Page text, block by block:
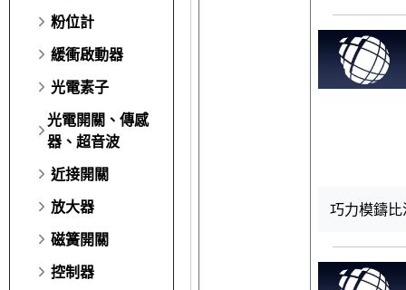
粉位計
緩衝啟動器
光電素子
光電開關、傳感
器、超音波
近接開關
放大器
磁簧開關
控制器
巧力模鑄